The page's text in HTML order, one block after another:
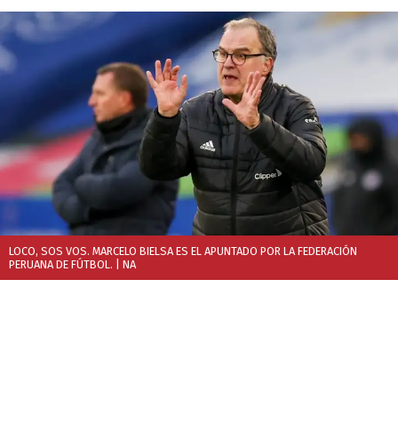
LOCO, SOS VOS. MARCELO BIELSA ES EL APUNTADO POR LA FEDERACIÓN
PERUANA DE FÚTBOL. | NA